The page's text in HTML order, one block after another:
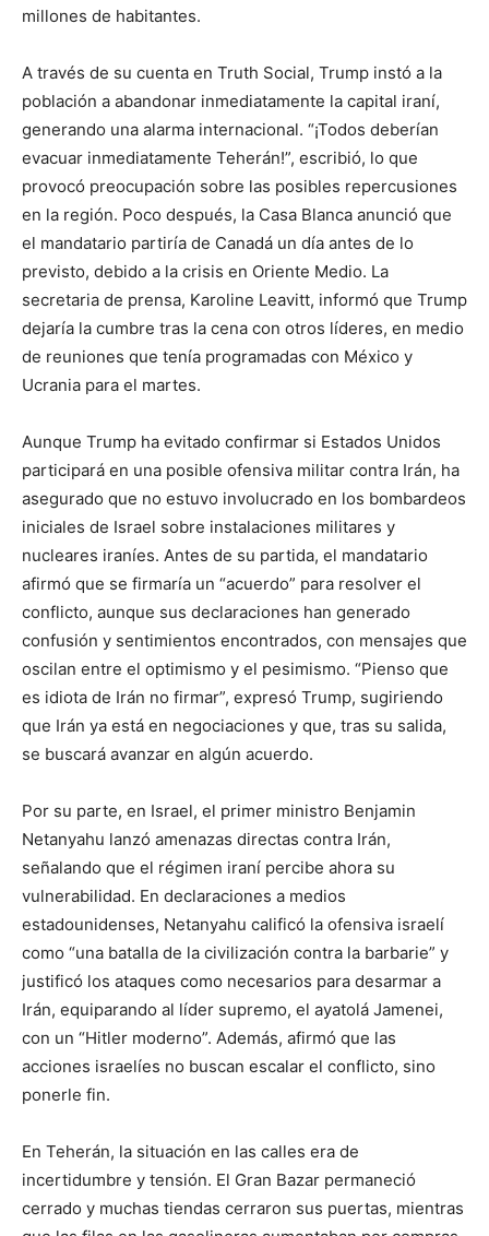
millones de habitantes.
A través de su cuenta en Truth Social, Trump instó a la
población a abandonar inmediatamente la capital iraní,
generando una alarma internacional. “¡Todos deberían
evacuar inmediatamente Teherán!”, escribió, lo que
provocó preocupación sobre las posibles repercusiones
en la región. Poco después, la Casa Blanca anunció que
el mandatario partiría de Canadá un día antes de lo
previsto, debido a la crisis en Oriente Medio. La
secretaria de prensa, Karoline Leavitt, informó que Trump
dejaría la cumbre tras la cena con otros líderes, en medio
de reuniones que tenía programadas con México y
Ucrania para el martes.
Aunque Trump ha evitado confirmar si Estados Unidos
participará en una posible ofensiva militar contra Irán, ha
asegurado que no estuvo involucrado en los bombardeos
iniciales de Israel sobre instalaciones militares y
nucleares iraníes. Antes de su partida, el mandatario
afirmó que se firmaría un “acuerdo” para resolver el
conflicto, aunque sus declaraciones han generado
confusión y sentimientos encontrados, con mensajes que
oscilan entre el optimismo y el pesimismo. “Pienso que
es idiota de Irán no firmar”, expresó Trump, sugiriendo
que Irán ya está en negociaciones y que, tras su salida,
se buscará avanzar en algún acuerdo.
Por su parte, en Israel, el primer ministro Benjamin
Netanyahu lanzó amenazas directas contra Irán,
señalando que el régimen iraní percibe ahora su
vulnerabilidad. En declaraciones a medios
estadounidenses, Netanyahu calificó la ofensiva israelí
como “una batalla de la civilización contra la barbarie” y
justificó los ataques como necesarios para desarmar a
Irán, equiparando al líder supremo, el ayatolá Jamenei,
con un “Hitler moderno”. Además, afirmó que las
acciones israelíes no buscan escalar el conflicto, sino
ponerle fin.
En Teherán, la situación en las calles era de
incertidumbre y tensión. El Gran Bazar permaneció
cerrado y muchas tiendas cerraron sus puertas, mientras